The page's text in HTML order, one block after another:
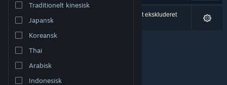
Skift sprog
Hent Steam-mobilappen
Vis desktop-webside
Traditionelt kinesisk
Japansk
Koreansk
Thai
Arabisk
Indonesisk
0 resultater matcher din søgning. 2 titler er blevet ekskluderet
baseret på dine præferencer.